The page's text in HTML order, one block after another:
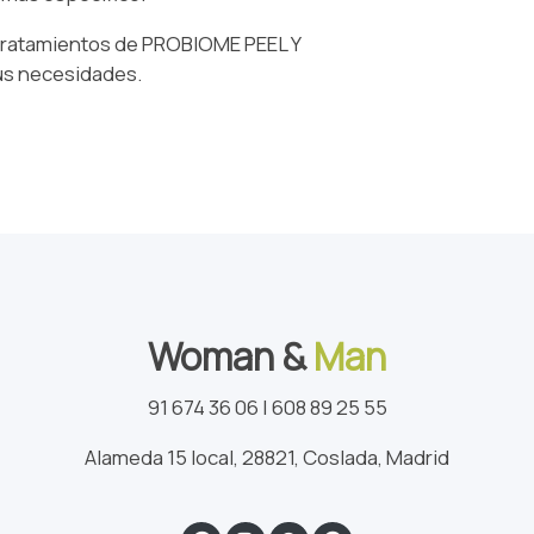
de PROBIOME PEEL Y
necesidades.
Woman &Man
91 674 36 06 | 608 89 25 55
Alameda 15 local, 28821, Coslada, Madrid